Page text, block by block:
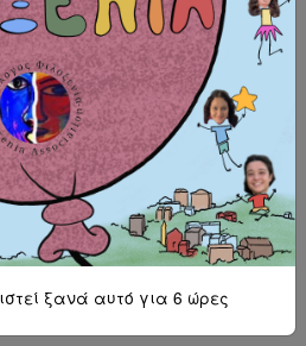
Borders - Vision for
με τον εταίρο μας
έχει την έδρα του στo
28.06.-05.07.2026
και 29.07.-05.08.26 στο
ξανά αυτό για 6 ώρες